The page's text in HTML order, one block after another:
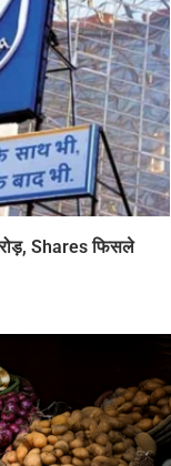
Shares फिसले